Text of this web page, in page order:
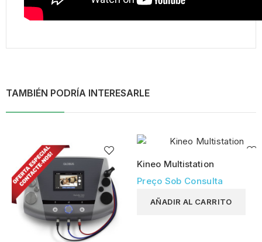
TAMBIÉN PODRÍA INTERESARLE
Kineo Multistation
Preço Sob Consulta
AÑADIR AL CARRITO